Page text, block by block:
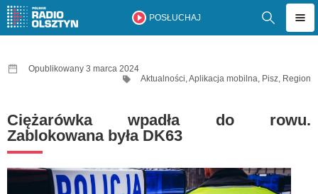
POSŁUCHAJ
Opublikowany 3 marca 2024
Aktualności,Aplikacja mobilna, Pisz, Region
Ciężarówka wpadła do rowu.
Zablokowana była DK63